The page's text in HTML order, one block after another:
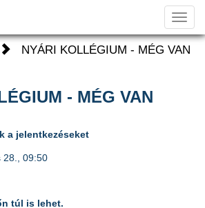
NYÁRI KOLLÉGIUM - MÉG VAN
- MÉG VAN
a jelentkezéseket
28., 09:50
túl is lehet.